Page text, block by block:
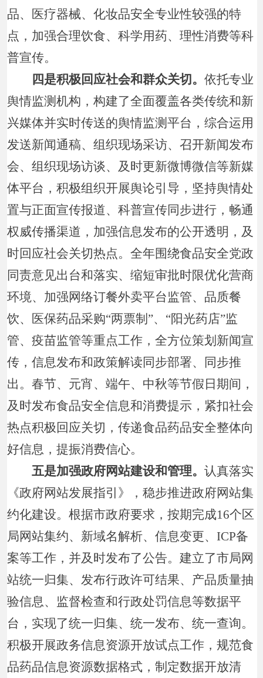
品、医疗器械、化妆品安全专业性较强的特
点，加强合理饮食、科学用药、理性消费等科
普宣传。
四是积极回应社会和群众关切。依托专业
舆情监测机构，构建了全面覆盖各类传统和新
兴媒体并实时传送的舆情监测平台，综合运用
发送新闻通稿、组织现场采访、召开新闻发布
会、组织现场访谈、及时更新微博微信等新媒
体平台，积极组织开展舆论引导，坚持舆情处
置与正面宣传报道、科普宣传同步进行，畅通
权威传播渠道，加强信息发布的公开透明，及
时回应社会关切热点。全年围绕食品安全党政
同责意见出台和落实、缩短审批时限优化营商
环境、加强网络订餐外卖平台监管、品质餐
饮、医保药品采购“两票制”、“阳光药店”监
管、疫苗监管等重点工作，全方位策划新闻宣
传，信息发布和政策解读同步部署、同步推
出。春节、元宵、端午、中秋等节假日期间，
及时发布食品安全信息和消费提示，紧扣社会
热点积极回应关切，传递食品药品安全整体向
好信息，提振消费信心。
五是加强政府网站建设和管理。认真落实
《政府网站发展指引》，稳步推进政府网站集
约化建设。根据市政府要求，按期完成16个区
局网站集约、新域名解析、信息变更、ICP备
案等工作，并及时发布了公告。建立了市局网
站统一归集、发布行政许可结果、产品质量抽
验信息、监督检查和行政处罚信息等数据平
台，实现了统一归集、统一发布、统一查询。
积极开展政务信息资源开放试点工作，规范食
品药品信息资源数据格式，制定数据开放清